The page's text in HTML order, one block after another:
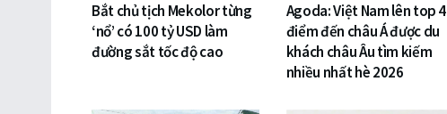
Bắt chủ tịch Mekolor từng
‘nổ’ có 100 tỷ USD làm
đường sắt tốc độ cao
Agoda: Việt Nam lên top 4
điểm đến châu Á được du
khách châu Âu tìm kiếm
nhiều nhất hè 2026